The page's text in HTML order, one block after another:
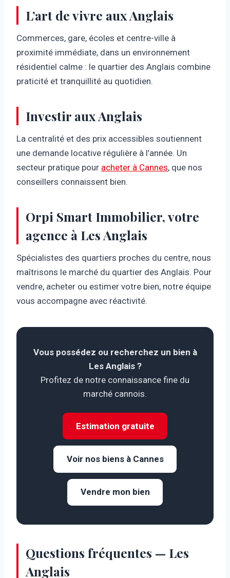
L’art de vivre aux Anglais
Commerces, gare, écoles et centre-ville à
proximité immédiate, dans un environnement
résidentiel calme : le quartier des Anglais combine
praticité et tranquillité au quotidien.
Investir aux Anglais
La centralité et des prix accessibles soutiennent
une demande locative régulière à l’année. Un
secteur pratique pour acheter à Cannes, que nos
conseillers connaissent bien.
Orpi Smart Immobilier, votre
agence à Les Anglais
Spécialistes des quartiers proches du centre, nous
maîtrisons le marché du quartier des Anglais. Pour
vendre, acheter ou estimer votre bien, notre équipe
vous accompagne avec réactivité.
Vous possédez ou recherchez un bien à
Les Anglais ?
Profitez de notre connaissance fine du
marché cannois.
Estimation gratuite
Voir nos biens à Cannes
Vendre mon bien
Questions fréquentes — Les
Anglais